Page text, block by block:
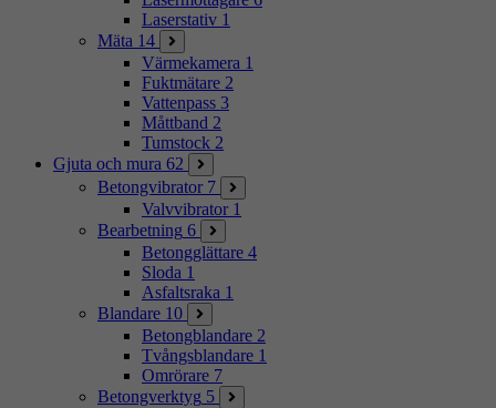
Laserstativ 1
Mäta 14
Värmekamera 1
Fuktmätare 2
Vattenpass 3
Måttband 2
Tumstock 2
Gjuta och mura 62
Betongvibrator 7
Valvvibrator 1
Bearbetning 6
Betongglättare 4
Sloda 1
Asfaltsraka 1
Blandare 10
Betongblandare 2
Tvångsblandare 1
Omrörare 7
Betongverktyg 5